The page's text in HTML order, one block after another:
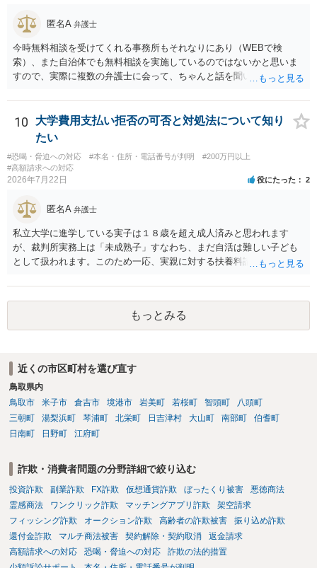
からスタートすることになるでしょう。 ご理解のとおり、詐欺である
ことの立証は簡単ではありません。 刑事事件化が出来るのであれば、
返金交渉で有利になる可能性がありますが、民事上の詐欺の立証以上
に難しいところがあります。 こちらについては、一度、最寄りの警察
署に被害相談をするようにしてください。 具体的な見通しに関して
良いかと思います。
匿名A 弁護士
今時無料相談を受けてくれる事務所もそれなりにあり（WEBで検
索）、また自治体でも無料相談を実施しているのではないかと思いま
すので、実際に複数の弁護士に会って、ちゃんと話を聞いてくれる
はそもそも事案を把握できていないようですので、御相談の案件につ
いては弁護士として能力不足なのかもしれません。相手にしない方が
良いと思います。ただ、仮想通貨詐欺の被害回復は現実的には難しい
かもしれません。
10
大学費用支払い拒否の可否と対処法について知り
たい
#恐喝・脅迫への対応 #本名・住所・電話番号が判明
#200万円以上
#高額請求への対応
2026年7月22日 役にたった 2
匿名A 弁護士
私立大学に進学している実子は１８歳を超え成人済みと思われます
が、裁判所実務上は「未成熟子」すなわち、まだ自活は難しい子ども
として扱われます。このため一応、実親に対する扶養料請求として法
者宛に養育費を支払っており、当該養育費は実子の進学費用の趣旨も
一部含まれています。また、私立大学進学について貴殿が了解したわ
けではないという事情も存在します。 こうした場合には、支払を拒ん
だとしても学費の請求が裁判所によって強制される可能性は低いとい
もっとみる
近くの市区町村を選び直す
鳥取県内
鳥取市
米子市 倉吉市 境港市 岩美町 若桜町 智頭町
八頭町
三朝町
湯梨浜町 琴浦町 北栄町 日吉津村 大山町 南部町
伯耆町
日南町
日野町 江府町
詐欺・消費者問題の分野詳細で絞り込む
投資詐欺 副業詐欺 FX詐欺 仮想通貨詐欺 ぼったくり被害
悪徳商法
霊感商法
ワンクリック詐欺 マッチングアプリ詐欺
架空請求
フィッシング詐欺
オークション詐欺 高齢者の詐欺被害
振り込め詐欺
還付金詐欺
マルチ商法被害 契約解除・契約取消
返金請求
高額請求への対応
恐喝・脅迫への対応
詐欺の法的措置